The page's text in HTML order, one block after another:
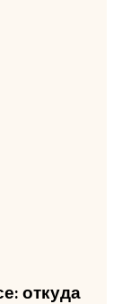
откуда